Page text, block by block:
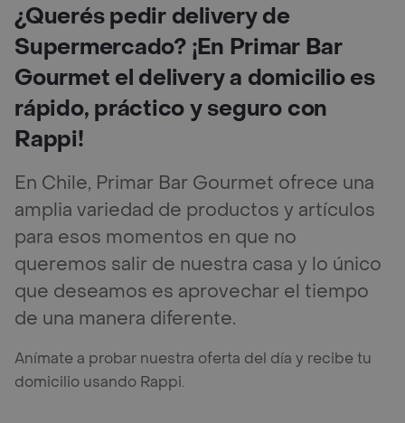
¿Querés pedir delivery de
Supermercado? ¡En Primar Bar
Gourmet el delivery a domicilio es
rápido, práctico y seguro con
Rappi!
En Chile, Primar Bar Gourmet ofrece una
amplia variedad de productos y artículos
para esos momentos en que no
queremos salir de nuestra casa y lo único
que deseamos es aprovechar el tiempo
de una manera diferente.
Anímate a probar nuestra oferta del día y recibe tu
domicilio usando Rappi.